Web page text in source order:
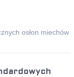
osłon miechów